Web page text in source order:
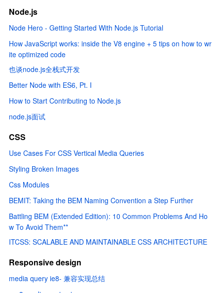
Node.js
Node Hero - Getting Started With Node.js Tutorial
How JavaScript works: inside the V8 engine + 5 tips on how to wr
ite optimized code
也谈node.js全栈式开发
Better Node with ES6, Pt. I
How to Start Contributing to Node.js
node.js面试
CSS
Use Cases For CSS Vertical Media Queries
Styling Broken Images
Css Modules
BEMIT: Taking the BEM Naming Convention a Step Further
Battling BEM (Extended Edition): 10 Common Problems And Ho
w To Avoid Them**
ITCSS: SCALABLE AND MAINTAINABLE CSS ARCHITECTURE
Responsive design
media query ie8- 兼容实现总结